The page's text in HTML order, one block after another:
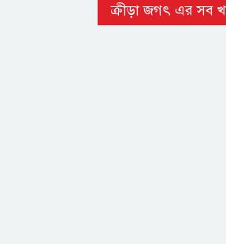
ক্রীড়া জগৎ এর সব